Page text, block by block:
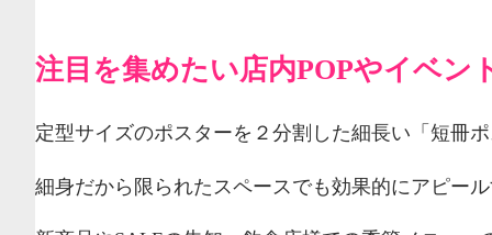
注目を集めたい店内POPやイベン
定型サイズのポスターを２分割した細長い「短冊
細身だから限られたスペースでも効果的にアピー